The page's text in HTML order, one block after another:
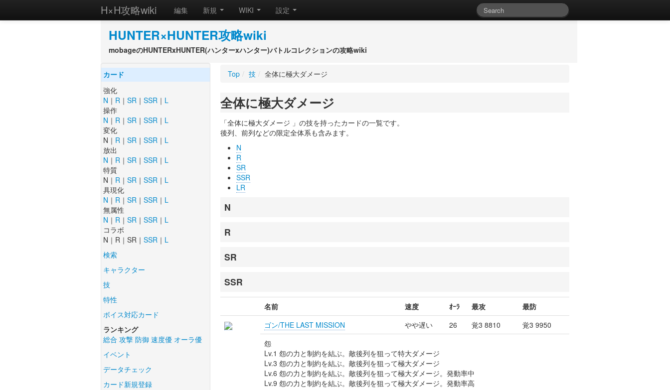
H×H攻略wiki 編集 新規 WIKI 設定
HUNTER×HUNTER攻略wiki
mobageのHUNTERxHUNTER(ハンターxハンター)バトルコレクションの攻略wiki
カード
強化
N ｜ R ｜ SR ｜ SSR ｜ L
操作
N ｜ R ｜ SR ｜ SSR ｜ L
変化
N｜ R ｜ SR ｜ SSR ｜ L
放出
N ｜ R ｜ SR ｜ SSR ｜ L
特質
N｜ R ｜ SR ｜ SSR ｜ L
具現化
N ｜ R ｜ SR ｜ SSR ｜ L
無属性
N ｜ R ｜ SR ｜ SSR ｜ L
コラボ
N｜R｜SR｜ SSR ｜ L
検索
キャラクター
技
特性
ボイス対応カード
ランキング
総合 攻撃 防御 速度優 オーラ優
イベント
データチェック
カード新規登録
Top / 技 / 全体に極大ダメージ
全体に極大ダメージ
「全体に極大ダメージ 」の技を持ったカードの一覧です。
後列、前列などの限定全体系も含みます。
N
R
SR
SSR
LR
N
R
SR
SSR
名前 速度 ｵｰﾗ 最攻
最防
ゴン/THE LAST MISSION
やや遅い 26 覚3 8810
覚3 9950
怨
Lv.1 怨の力と制約を結ぶ。敵後列を狙って特大ダメージ
Lv.3 怨の力と制約を結ぶ。敵後列を狙って極大ダメージ
Lv.6 怨の力と制約を結ぶ。敵後列を狙って極大ダメージ。発動率中
Lv.9 怨の力と制約を結ぶ。敵後列を狙って極大ダメージ。発動率高